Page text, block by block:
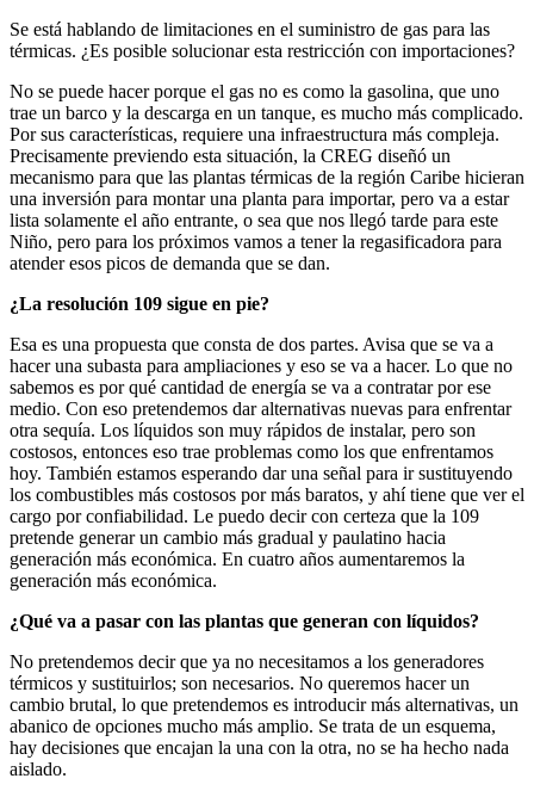
Se está hablando de limitaciones en el suministro de gas para las
térmicas. ¿Es posible solucionar esta restricción con importaciones?
No se puede hacer porque el gas no es como la gasolina, que uno
trae un barco y la descarga en un tanque, es mucho más complicado.
Por sus características, requiere una infraestructura más compleja.
Precisamente previendo esta situación, la CREG diseñó un
mecanismo para que las plantas térmicas de la región Caribe hicieran
una inversión para montar una planta para importar, pero va a estar
lista solamente el año entrante, o sea que nos llegó tarde para este
Niño, pero para los próximos vamos a tener la regasificadora para
atender esos picos de demanda que se dan.
¿La resolución 109 sigue en pie?
Esa es una propuesta que consta de dos partes. Avisa que se va a
hacer una subasta para ampliaciones y eso se va a hacer. Lo que no
sabemos es por qué cantidad de energía se va a contratar por ese
medio. Con eso pretendemos dar alternativas nuevas para enfrentar
otra sequía. Los líquidos son muy rápidos de instalar, pero son
costosos, entonces eso trae problemas como los que enfrentamos
hoy. También estamos esperando dar una señal para ir sustituyendo
los combustibles más costosos por más baratos, y ahí tiene que ver el
cargo por confiabilidad. Le puedo decir con certeza que la 109
pretende generar un cambio más gradual y paulatino hacia
generación más económica. En cuatro años aumentaremos la
generación más económica.
¿Qué va a pasar con las plantas que generan con líquidos?
No pretendemos decir que ya no necesitamos a los generadores
térmicos y sustituirlos; son necesarios. No queremos hacer un
cambio brutal, lo que pretendemos es introducir más alternativas, un
abanico de opciones mucho más amplio. Se trata de un esquema,
hay decisiones que encajan la una con la otra, no se ha hecho nada
aislado.